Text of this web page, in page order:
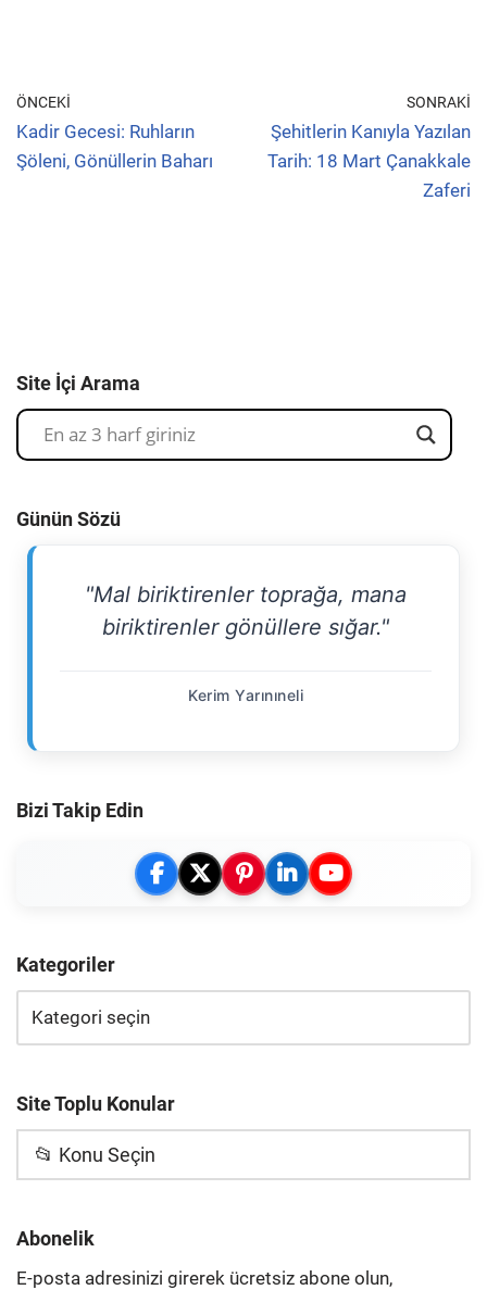
ÖNCEKI
Kadir Gecesi: Ruhların
Şöleni, Gönüllerin Baharı
SONRAKI
Şehitlerin Kanıyla Yazılan
Tarih: 18 Mart Çanakkale
Zaferi
Site İçi Arama
Günün Sözü
"Mal biriktirenler toprağa, mana
biriktirenler gönüllere sığar."
Kerim Yarınıneli
Bizi Takip Edin
Kategoriler
Site Toplu Konular
📂 Konu Seçin
Abonelik
E-posta adresinizi girerek ücretsiz abone olun,